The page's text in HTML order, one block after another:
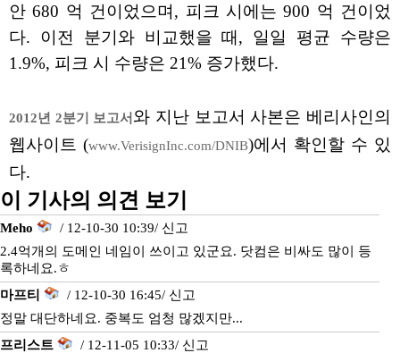
안 680 억 건이었으며, 피크 시에는 900 억 건이었
다. 이전 분기와 비교했을 때, 일일 평균 수량은
1.9%, 피크 시 수량은 21% 증가했다.
2012년 2분기 보고서 와 지난 보고서 사본은 베리사인의
웹사이트 (www.VerisignInc.com/DNIB)에서 확인할 수 있
다.
이 기사의 의견 보기
Meho / 12-10-30 10:39/ 신고
2.4억개의 도메인 네임이 쓰이고 있군요. 닷컴은 비싸도 많이 등
록하네요.ㅎ
마프티
/ 12-10-30 16:45/ 신고
정말 대단하네요. 중복도 엄청 많겠지만...
프리스트
/ 12-11-05 10:33/ 신고